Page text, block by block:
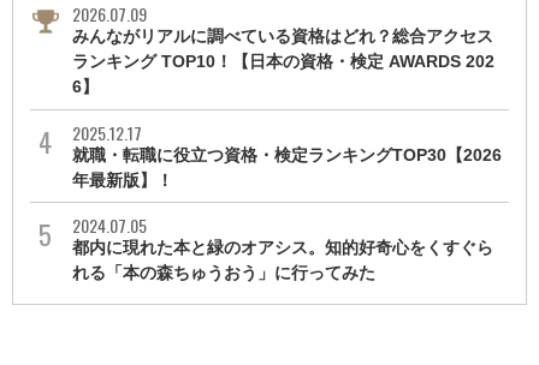
2026.07.09
みんながリアルに調べている資格はどれ？総合アクセス
ランキング TOP10！【日本の資格・検定 AWARDS 202
6】
2025.12.17
就職・転職に役立つ資格・検定ランキングTOP30【2026
年最新版】！
2024.07.05
都内に現れた本と緑のオアシス。知的好奇心をくすぐら
れる「本の森ちゅうおう」に行ってみた